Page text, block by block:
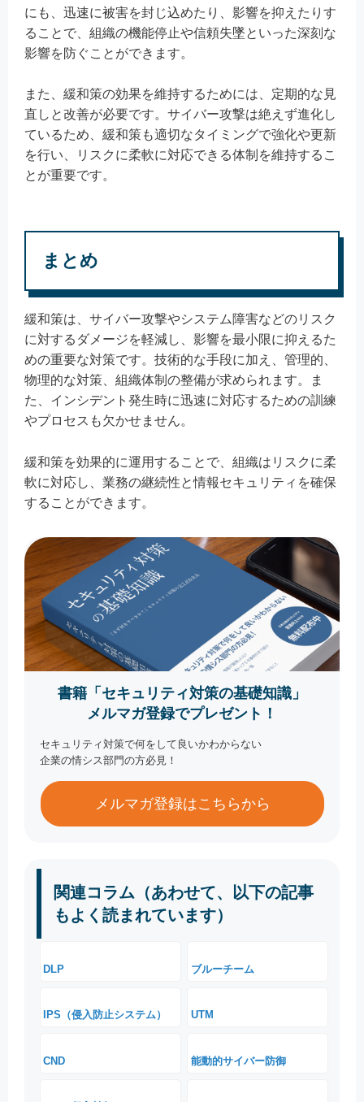
にも、迅速に被害を封じ込めたり、影響を抑えたりす
ることで、組織の機能停止や信頼失墜といった深刻な
影響を防ぐことができます。
また、緩和策の効果を維持するためには、定期的な見
直しと改善が必要です。サイバー攻撃は絶えず進化し
ているため、緩和策も適切なタイミングで強化や更新
を行い、リスクに柔軟に対応できる体制を維持するこ
とが重要です。
まとめ
緩和策は、サイバー攻撃やシステム障害などのリスク
に対するダメージを軽減し、影響を最小限に抑えるた
めの重要な対策です。技術的な手段に加え、管理的、
物理的な対策、組織体制の整備が求められます。ま
た、インシデント発生時に迅速に対応するための訓練
やプロセスも欠かせません。
緩和策を効果的に運用することで、組織はリスクに柔
軟に対応し、業務の継続性と情報セキュリティを確保
することができます。
書籍「セキュリティ対策の基礎知識」
メルマガ登録でプレゼント！
セキュリティ対策で何をして良いかわからない
企業の情シス部門の方必見！
メルマガ登録はこちらから
関連コラム（あわせて、以下の記事
もよく読まれています）
DLP ブルーチーム
IPS（侵入防止システム） UTM
CND 能動的サイバー防御